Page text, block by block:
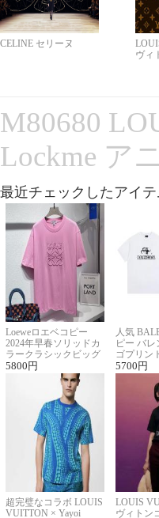
CELINE セリーヌ
ヴィ
M80680
Lockme ア
最近チェックしたアイテ
Loeweロエベコピー
2024年早春ソリッドカ
ラークラシックビッグ
ロゴ刺繍Tシャツ
5800 円
人気
ピー バレ
ゴプリン
ーネックT
5700 円
超完璧なコラボ LOUIS
VUITTON × Yayoi
LOUIS
ヴィトン